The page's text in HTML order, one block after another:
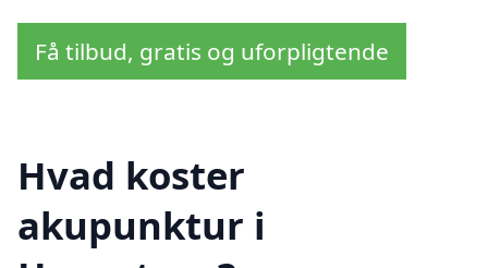
Få tilbud, gratis og uforpligtende
Hvad koster
akupunktur i